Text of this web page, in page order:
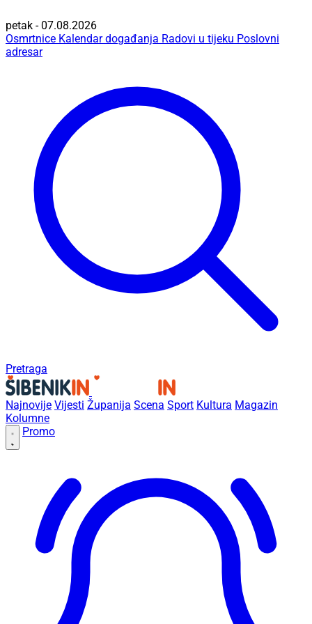
petak - 07.08.2026
Osmrtnice Kalendar događanja Radovi u tijeku Poslovni
adresar
Pretraga
Najnovije Vijesti Županija Scena Sport Kultura Magazin
Kolumne
Promo